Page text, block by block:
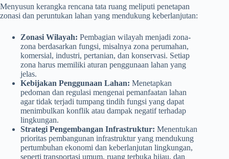
Menyusun kerangka rencana tata ruang meliputi penetapan
zonasi dan peruntukan lahan yang mendukung keberlanjutan:
Zonasi Wilayah: Pembagian wilayah menjadi zona-
zona berdasarkan fungsi, misalnya zona perumahan,
komersial, industri, pertanian, dan konservasi. Setiap
zona harus memiliki aturan penggunaan lahan yang
jelas.
Kebijakan Penggunaan Lahan: Menetapkan
pedoman dan regulasi mengenai pemanfaatan lahan
agar tidak terjadi tumpang tindih fungsi yang dapat
menimbulkan konflik atau dampak negatif terhadap
lingkungan.
Strategi Pengembangan Infrastruktur: Menentukan
prioritas pembangunan infrastruktur yang mendukung
pertumbuhan ekonomi dan keberlanjutan lingkungan,
seperti transportasi umum, ruang terbuka hijau, dan